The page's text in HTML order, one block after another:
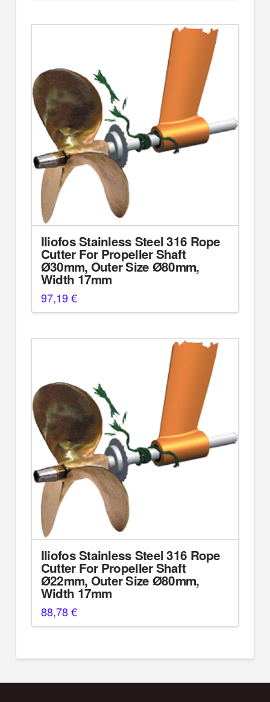
Iliofos Stainless Steel 316 Rope
Cutter For Propeller Shaft
Ø30mm, Outer Size Ø80mm,
Width 17mm
97,19€
Iliofos Stainless Steel 316 Rope
Cutter For Propeller Shaft
Ø22mm, Outer Size Ø80mm,
Width 17mm
88,78€